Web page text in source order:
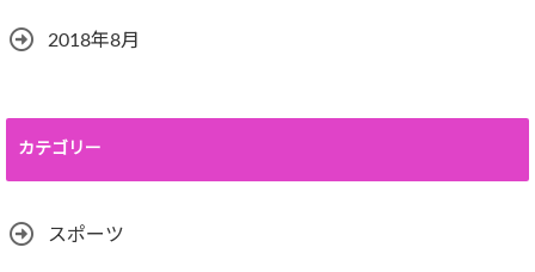
2018年8月
カテゴリー
スポーツ